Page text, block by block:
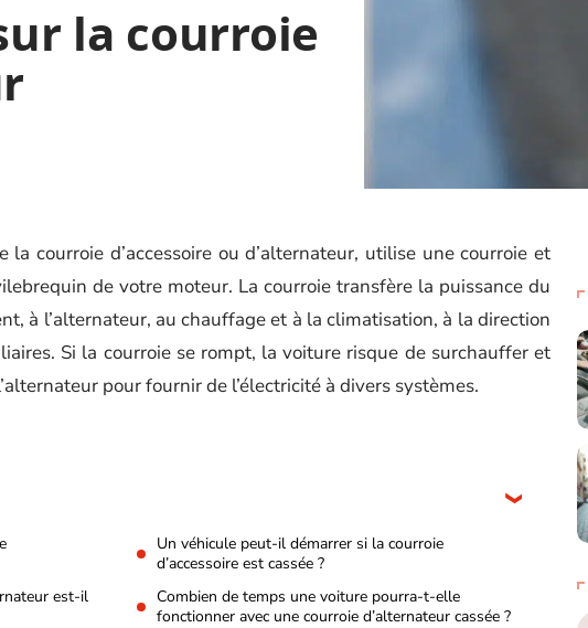
la courroie
la courroie d’accessoire ou d’alternateur, utilise une courroie et
de votre moteur. La courroie transfère la puissance du
à l’alternateur, au chauffage et à la climatisation, à la direction
Si la courroie se rompt, la voiture risque de surchauffer et
pour fournir de l’électricité à divers systèmes.
Un véhicule peut-il démarrer si la courroie
d’accessoire est cassée ?
est-il
Combien de temps une voiture pourra-t-elle
fonctionner avec une courroie d’alternateur cassée ?